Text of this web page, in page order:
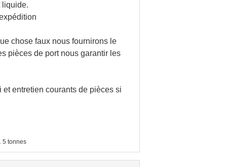
liquide.
chose faux nous fournirons le
pièces de port nous garantir les
entretien courants de pièces si
5 tonnes